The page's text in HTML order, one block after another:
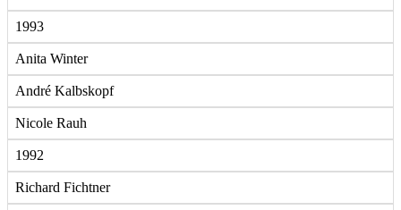
1993
Anita Winter
André Kalbskopf
Nicole Rauh
1992
Richard Fichtner